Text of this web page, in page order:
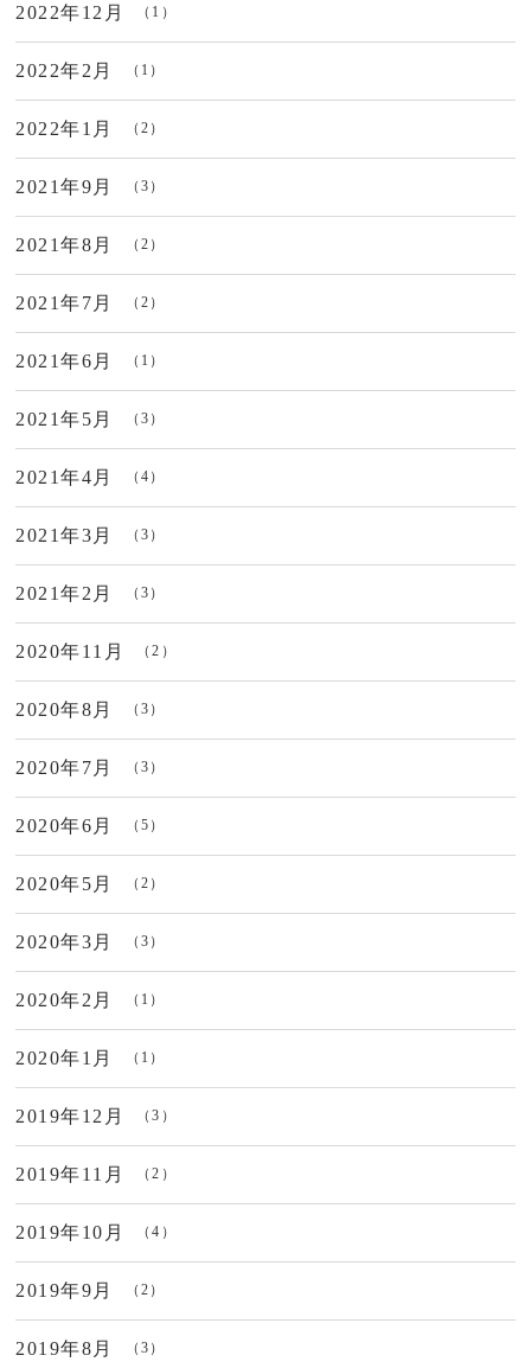
2022年12月 （1）
2022年2月 （1）
2022年1月 （2）
2021年9月 （3）
2021年8月 （2）
2021年7月 （2）
2021年6月 （1）
2021年5月 （3）
2021年4月 （4）
2021年3月 （3）
2021年2月 （3）
2020年11月 （2）
2020年8月 （3）
2020年7月 （3）
2020年6月 （5）
2020年5月 （2）
2020年3月 （3）
2020年2月 （1）
2020年1月 （1）
2019年12月 （3）
2019年11月 （2）
2019年10月 （4）
2019年9月 （2）
2019年8月 （3）